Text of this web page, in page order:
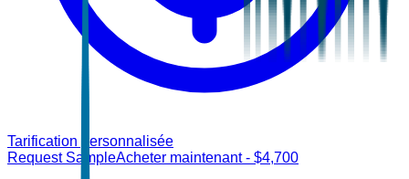
Tarification personnalisée
Request SampleAcheter maintenant- $4,700